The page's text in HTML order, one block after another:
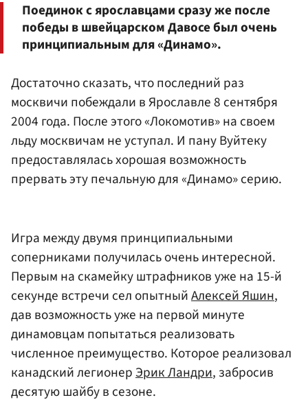
Поединок с ярославцами сразу же после
победы в швейцарском Давосе был очень
принципиальным для «Динамо».
Достаточно сказать, что последний раз
москвичи побеждали в Ярославле 8 сентября
2004 года. После этого «Локомотив» на своем
льду москвичам не уступал. И пану Вуйтеку
предоставлялась хорошая возможность
прервать эту печальную для «Динамо» серию.
Игра между двумя принципиальными
соперниками получилась очень интересной.
Первым на скамейку штрафников уже на 15-й
секунде встречи сел опытныйАлексей Яшин,
дав возможность уже на первой минуте
динамовцам попытаться реализовать
численное преимущество. Которое реализовал
канадский легионерЭрик Ландри, забросив
десятую шайбу в сезоне.